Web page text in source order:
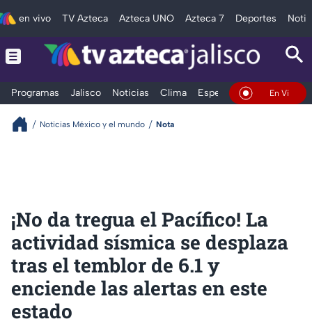
en vivo TV Azteca Azteca UNO Azteca 7 Deportes
Programas Jalisco Noticias Clima Espectáculos Deportes
En Vivo
Noticias México y el mundo Nota
¡No da tregua el Pacífico! La
actividad sísmica se desplaza
tras el temblor de 6.1 y
enciende las alertas en este
estado